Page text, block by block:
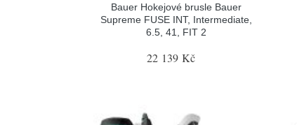
Bauer Hokejové brusle Bauer
Supreme FUSE INT, Intermediate,
6.5, 41, FIT 2
22 139 Kč